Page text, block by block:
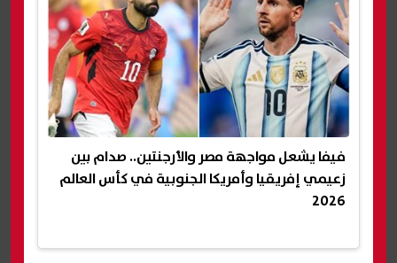
فيفا يشعل مواجهة مصر والأرجنتين.. صدام بين
زعيمي إفريقيا وأمريكا الجنوبية في كأس العالم
2026